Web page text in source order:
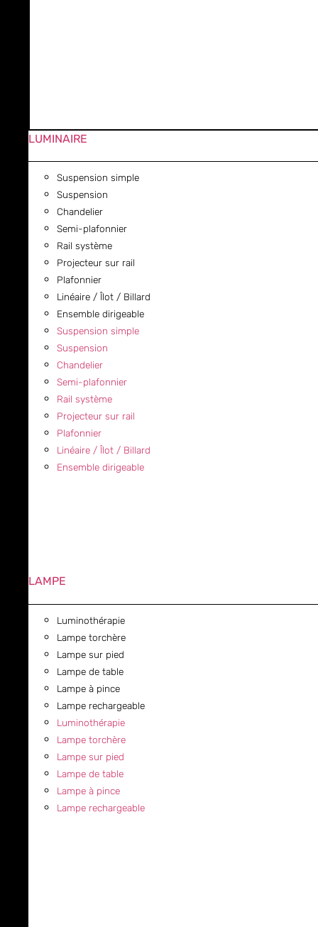
LUMINAIRE
Suspension simple
Suspension
Chandelier
Semi-plafonnier
Rail système
Projecteur sur rail
Plafonnier
Linéaire / Îlot / Billard
Ensemble dirigeable
Suspension simple
Suspension
Chandelier
Semi-plafonnier
Rail système
Projecteur sur rail
Plafonnier
Linéaire / Îlot / Billard
Ensemble dirigeable
LAMPE
Luminothérapie
Lampe torchère
Lampe sur pied
Lampe de table
Lampe à pince
Lampe rechargeable
Luminothérapie
Lampe torchère
Lampe sur pied
Lampe de table
Lampe à pince
Lampe rechargeable